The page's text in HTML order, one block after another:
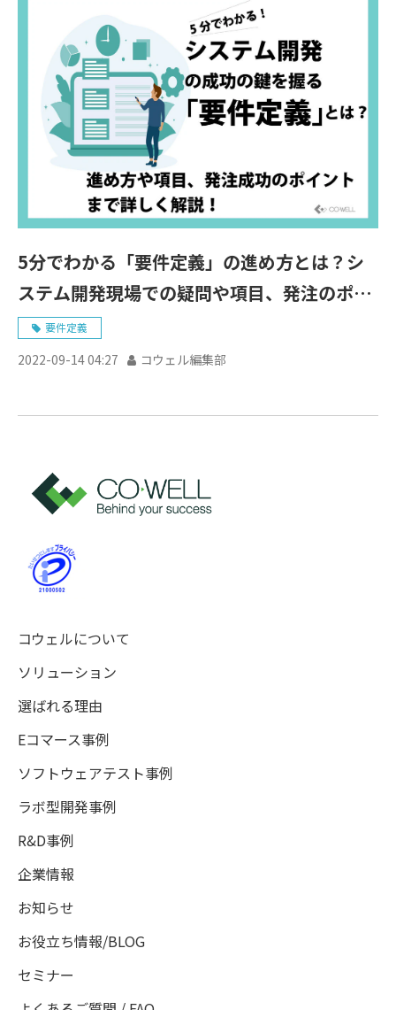
5分でわかる「要件定義」の進め方とは？シ
ステム開発現場での疑問や項目、発注のポイ
ントまで詳しく解説！
要件定義
2022-09-14 04:27 コウェル編集部
コウェルについて
ソリューション
選ばれる理由
Eコマース事例
ソフトウェアテスト事例
ラボ型開発事例
R&D事例
企業情報
お知らせ
お役立ち情報/BLOG
セミナー